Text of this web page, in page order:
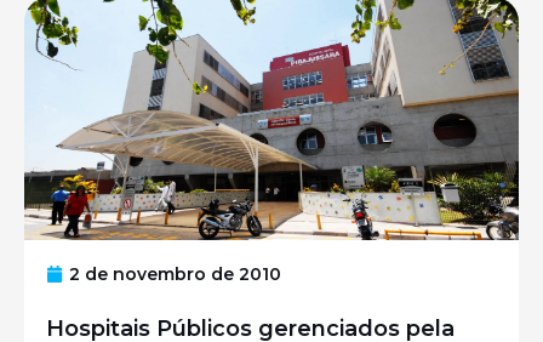
2 de novembro de 2010
Hospitais Públicos gerenciados pela